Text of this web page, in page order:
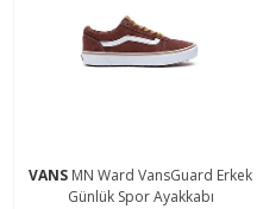
VANS MN Ward VansGuard Erkek
Günlük Spor Ayakkabı